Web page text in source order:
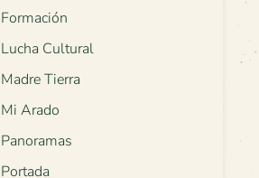
Formación
Lucha Cultural
Madre Tierra
Mi Arado
Panoramas
Portada